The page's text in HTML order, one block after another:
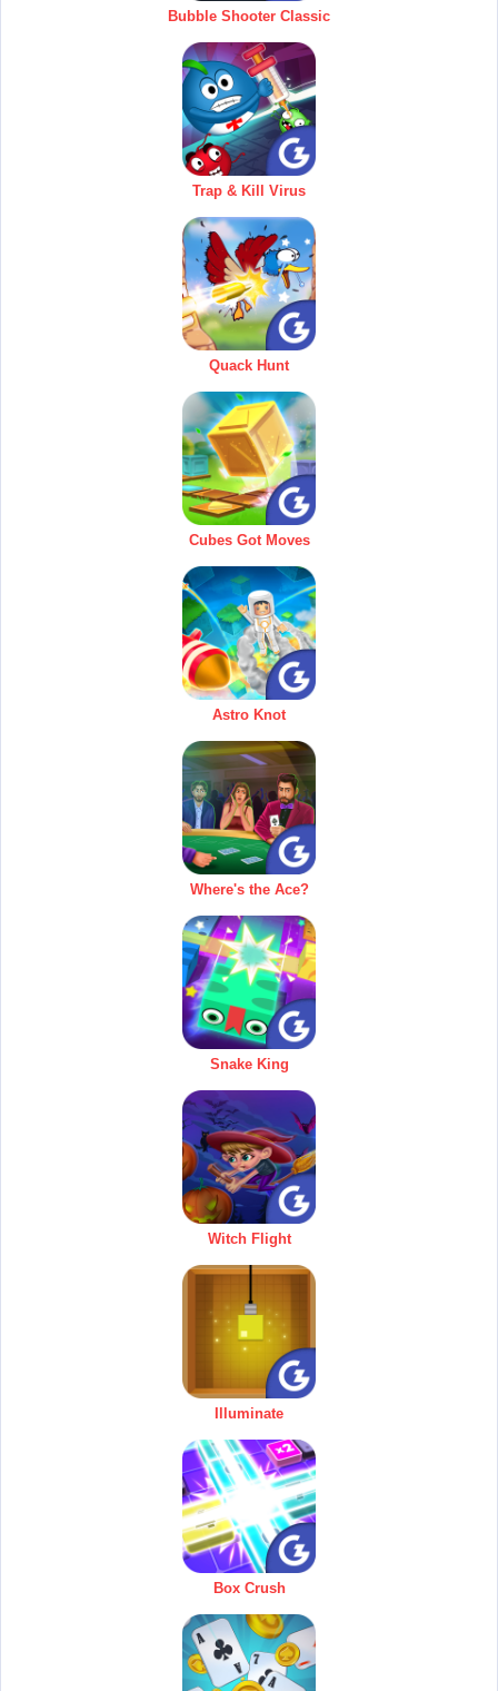
Bubble Shooter Classic
Trap & Kill Virus
Quack Hunt
Cubes Got Moves
Astro Knot
Where's the Ace?
Snake King
Witch Flight
Illuminate
Box Crush